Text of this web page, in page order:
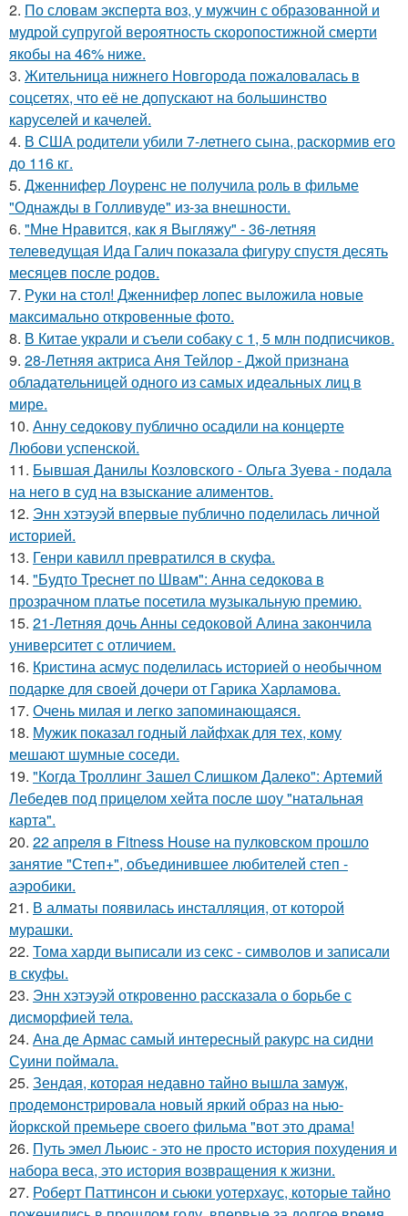
2. По словам эксперта воз, у мужчин с образованной и
мудрой супругой вероятность скоропостижной смерти
якобы на 46% ниже.
3. Жительница нижнего Новгорода пожаловалась в
соцсетях, что её не допускают на большинство
каруселей и качелей.
4. В США родители убили 7-летнего сына, раскормив его
до 116 кг.
5. Дженнифер Лоуренс не получила роль в фильме
"Однажды в Голливуде" из-за внешности.
6. "Мне Нравится, как я Выгляжу" - 36-летняя
телеведущая Ида Галич показала фигуру спустя десять
месяцев после родов.
7. Руки на стол! Дженнифер лопес выложила новые
максимально откровенные фото.
8. В Китае украли и съели собаку с 1, 5 млн подписчиков.
9. 28-Летняя актриса Аня Тейлор - Джой признана
обладательницей одного из самых идеальных лиц в
мире.
10. Анну седокову публично осадили на концерте
Любови успенской.
11. Бывшая Данилы Козловского - Ольга Зуева - подала
на него в суд на взыскание алиментов.
12. Энн хэтэуэй впервые публично поделилась личной
историей.
13. Генри кавилл превратился в скуфа.
14. "Будто Треснет по Швам": Анна седокова в
прозрачном платье посетила музыкальную премию.
15. 21-Летняя дочь Анны седоковой Алина закончила
университет с отличием.
16. Кристина асмус поделилась историей о необычном
подарке для своей дочери от Гарика Харламова.
17. Очень милая и легко запоминающаяся.
18. Мужик показал годный лайфхак для тех, кому
мешают шумные соседи.
19. "Когда Троллинг Зашел Слишком Далеко": Артемий
Лебедев под прицелом хейта после шоу "натальная
карта".
20. 22 апреля в Fitness House на пулковском прошло
занятие "Степ+", объединившее любителей степ -
аэробики.
21. В алматы появилась инсталляция, от которой
мурашки.
22. Тома харди выписали из секс - символов и записали
в скуфы.
23. Энн хэтэуэй откровенно рассказала о борьбе с
дисморфией тела.
24. Ана де Армас самый интересный ракурс на сидни
Суини поймала.
25. Зендая, которая недавно тайно вышла замуж,
продемонстрировала новый яркий образ на нью-
йоркской премьере своего фильма "вот это драма!
26. Путь эмел Льюис - это не просто история похудения и
набора веса, это история возвращения к жизни.
27. Роберт Паттинсон и сьюки уотерхаус, которые тайно